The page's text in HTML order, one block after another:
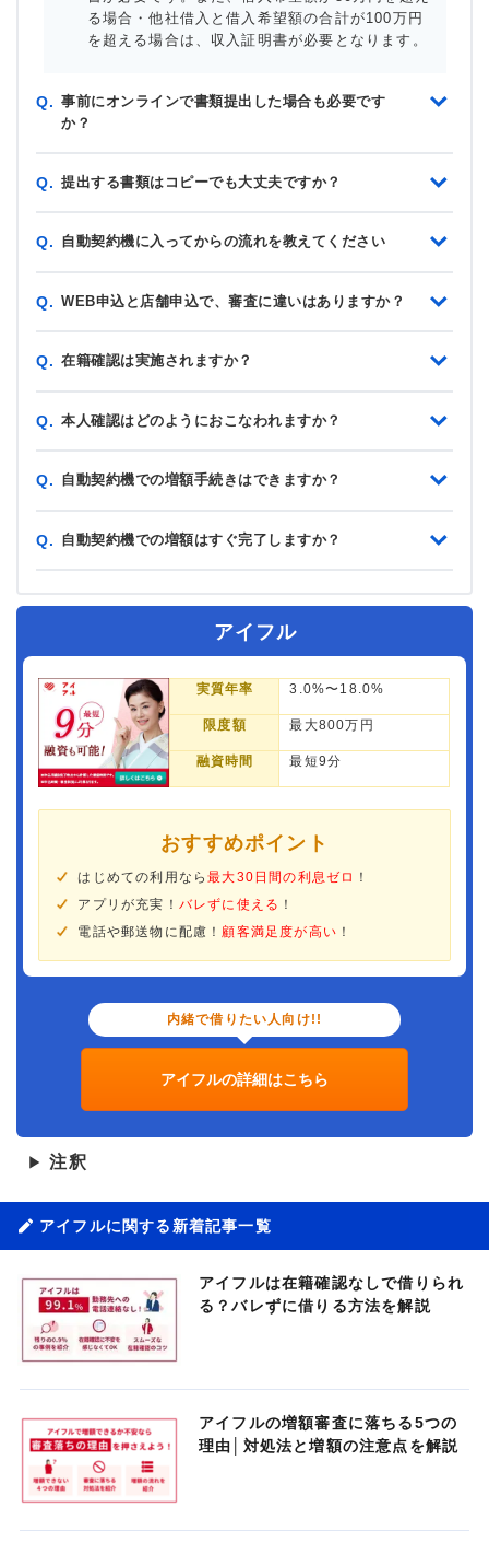
る場合・他社借入と借入希望額の合計が100万円
を超える場合は、収入証明書が必要となります。
Q. 事前にオンラインで書類提出した場合も必要です
か？
Q. 提出する書類はコピーでも大丈夫ですか？
Q. 自動契約機に入ってからの流れを教えてください
Q. WEB申込と店舗申込で、審査に違いはありますか？
Q. 在籍確認は実施されますか？
Q. 本人確認はどのようにおこなわれますか？
Q. 自動契約機での増額手続きはできますか？
Q. 自動契約機での増額はすぐ完了しますか？
アイフル
実質年率 3.0%〜18.0%
限度額 最大800万円
融資時間 最短9分
おすすめポイント
はじめての利用なら最大30日間の利息ゼロ ！
アプリが充実！ バレずに使える ！
電話や郵送物に配慮！ 顧客満足度が高い ！
内緒で借りたい人向け!!
アイフルの詳細はこちら
▶ 注釈
アイフルに関する新着記事一覧
アイフルは在籍確認なしで借りられ
る？バレずに借りる方法を解説
アイフルの増額審査に落ちる5つの
理由│対処法と増額の注意点を解説